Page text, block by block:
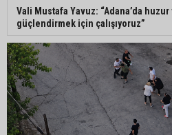
çıktı
İmamoğlu’nda
Mustafa Özkan:
Vekilliği
Vali Mustafa Yavuz: “Adana’da
güçlendirmek için çalışıyoruz”